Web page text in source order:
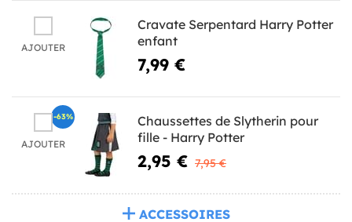
AJOUTER
Cravate Serpentard Harry Potter
enfant
7,99 €
AJOUTER
Chaussettes de Slytherin pour
fille - Harry Potter
2,95 € 7,95 €
-63%
ACCESSOIRES